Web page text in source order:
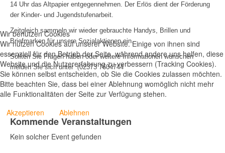
14 Uhr das Altpapier entgegennehmen. Der Erlös dient der Förderung
der Kinder- und Jugendstufenarbeit.
Zeitgleich sammeln wir wieder gebrauchte Handys, Brillen und
Briefmarken für unsere Sozialaktionen ein.
Sollten Sie Fragen haben oder weitere Informationen wünschen
melden Sie sich unter(02373 7604744
Kommende Veranstaltungen
Kein solcher Event gefunden
Wir benutzen Cookies
Wir nutzen Cookies auf unserer Website. Einige von ihnen sind
essenziell für den Betrieb der Seite, während andere uns helfen, diese
Website und die Nutzererfahrung zu verbessern (Tracking Cookies).
Sie können selbst entscheiden, ob Sie die Cookies zulassen möchten.
Bitte beachten Sie, dass bei einer Ablehnung womöglich nicht mehr
alle Funktionalitäten der Seite zur Verfügung stehen.
Akzeptieren
Ablehnen